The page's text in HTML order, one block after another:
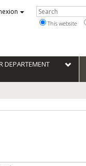
Rechercher
This website
DEPARTEMENT